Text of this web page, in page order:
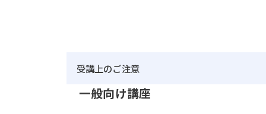
受講上のご注意
一般向け講座